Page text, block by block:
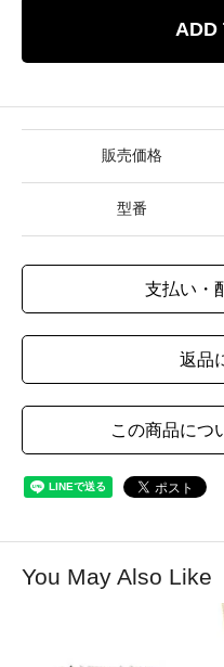
ADD
販売価格
型番
支払い・
返品
この商品につ
You May Also Like